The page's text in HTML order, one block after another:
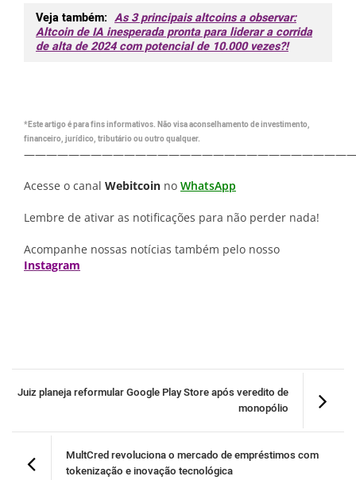
Veja também: As 3 principais altcoins a observar:
Altcoin de IA inesperada pronta para liderar a corrida
de alta de 2024 com potencial de 10.000 vezes?!
*Este artigo é para fins informativos. Não visa aconselhamento de investimento,
financeiro, jurídico, tributário ou outro qualquer.
Acesse o canal Webitcoin no WhatsApp
Lembre de ativar as notificações para não perder nada!
Acompanhe nossas notícias também pelo nosso
Instagram
Juiz planeja reformular Google Play Store após veredito de
monopólio
MultCred revoluciona o mercado de empréstimos com
tokenização e inovação tecnológica